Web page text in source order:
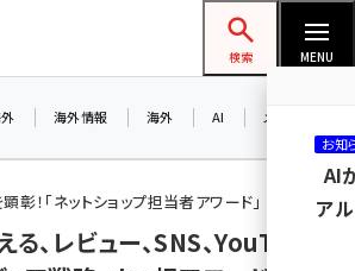
ネットショップ担当者フォーラム
検索 MENU
海外情報 海外 AI メタバース
！「ネットショップ担当者アワード」
、レビュー、SNS、YouTube
お知
AI
ア